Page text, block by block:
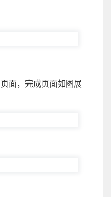
面，完成页面如图展